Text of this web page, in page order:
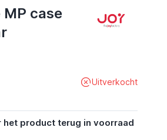
case
Uitverkocht
het product terug in voorraad